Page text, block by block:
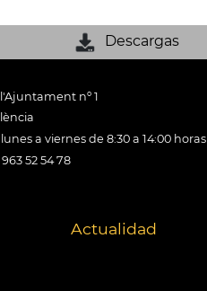
Descargas
nº 1
a viernes de 8:30 a 14:00 horas
52 54 78
Actualidad